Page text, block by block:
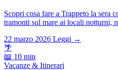
Scopri cosa fare a Trappeto la sera
tramonti sul mare ai locali notturni,
22 marzo 2026 Leggi →
🌴
📖 10 min
Vacanze & Itinerari